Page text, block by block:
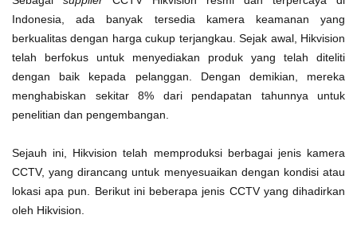
Indonesia, ada banyak tersedia kamera keamanan yang
berkualitas dengan harga cukup terjangkau. Sejak awal, Hikvision
telah berfokus untuk menyediakan produk yang telah diteliti
dengan baik kepada pelanggan. Dengan demikian, mereka
menghabiskan sekitar 8% dari pendapatan tahunnya untuk
penelitian dan pengembangan.
Sejauh ini, Hikvision telah memproduksi berbagai jenis kamera
CCTV, yang dirancang untuk menyesuaikan dengan kondisi atau
lokasi apa pun. Berikut ini beberapa jenis CCTV yang dihadirkan
oleh Hikvision.